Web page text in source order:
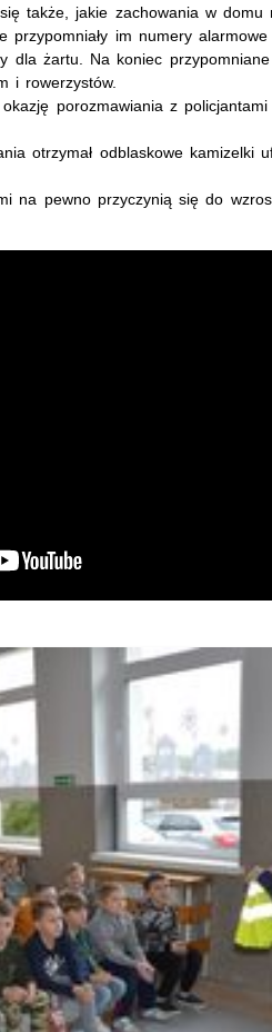
także, jakie zachowania w
im numery
dla żartu. Na koniec przypomniane
i rowerzystów.
porozmawiania z
otrzymał odblaskowe kamizelki
na pewno przyczynią się do